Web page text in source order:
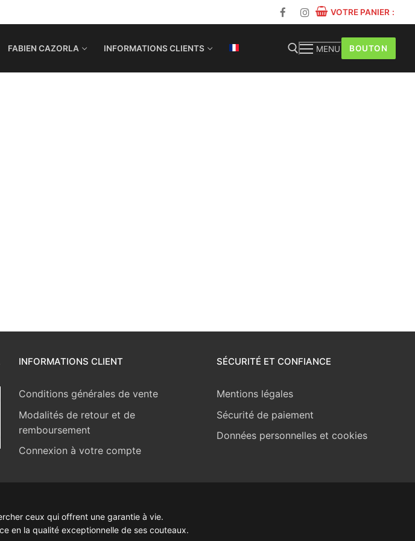
VOTRE PANIER :
FABIEN CAZORLA INFORMATIONS CLIENTS MENU BOUTON
INFORMATIONS CLIENT
Conditions générales de vente
Modalités de retour et de
remboursement
Connexion à votre compte
SÉCURITÉ ET CONFIANCE
Mentions légales
Sécurité de paiement
Données personnelles et cookies
ceux qui offrent une garantie à vie.
en la qualité exceptionnelle de ses couteaux.